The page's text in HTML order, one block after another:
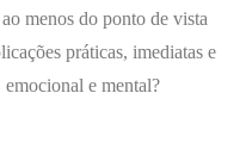
menos do ponto de vista
práticas, imediatas e
e mental?